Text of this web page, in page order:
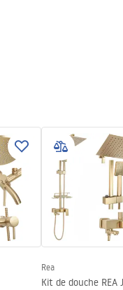
Rea
Kit de douche REA